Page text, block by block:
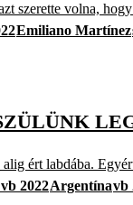
szerette volna,
Emiliano Martínez
ért labdába.
2022Argentínavb